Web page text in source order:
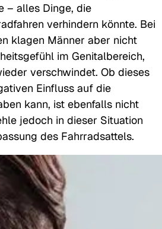
– alles Dinge, die
verhindern könnte. Bei
klagen Männer aber nicht
im Genitalbereich,
verschwindet. Ob dieses
Einfluss auf die
kann, ist ebenfalls nicht
jedoch in dieser Situation
des Fahrradsattels.